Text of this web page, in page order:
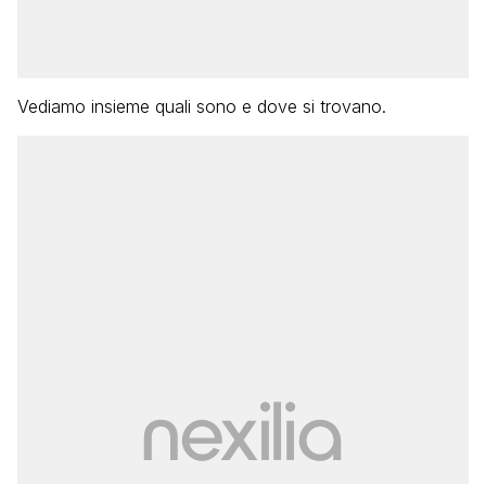
Vediamo insieme quali sono e dove si trovano.